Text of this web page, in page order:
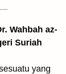
Wahbah az-
Suriah
yang